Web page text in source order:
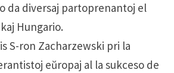
da diversaj partoprenantoj el
Hungario.
S-ron Zacharzewski pri la
eŭropaj al la sukceso de